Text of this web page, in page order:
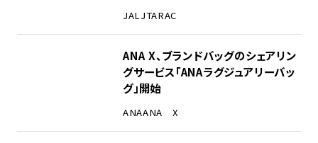
JALJTARAC
ANA X、ブランドバッグのシェアリン
グサービス「ANAラグジュアリーバッ
グ」開始
ANAANA X